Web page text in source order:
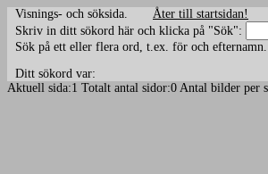
Visnings- och söksida. Åter till startsidan!
Skriv in ditt sökord här och klicka på "Sök":
Sök på ett eller flera ord, t.ex. för och efternamn.
Ditt sökord var:
Aktuell sida:1 Totalt antal sidor:0 Antal bilder per